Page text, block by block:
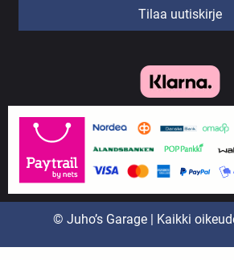
Tilaa uutiskirje
© Juho’s Garage | Kaikki